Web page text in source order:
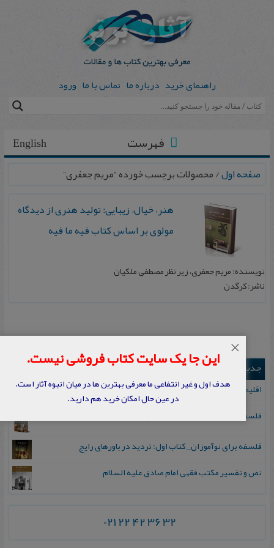
راهنمای خرید درباره ما تماس با ما ورود
English فهرست
صفحه اول/ محصولات برچسب خورده “مریم جعفری”
هنر، خیال، زیبایی: تولید هنری از دیدگاه
مولوی بر اساس کتاب فیه ما فیه
نویسنده: مریم جعفری، زیر نظر مصطفی ملکیان
ناشر: کرگدن
جدیدترین ها
اقلیم مورخان؛ مهارت‌های تاریخ ورزی علمی
فلسفه برای نوآموزان_ کتاب دوم: پرسش درباره واقعیت و معرفت
فلسفه برای نوآموزان_ کتاب اول: تردید در باورهای رایج
نص و تفسیر مکتب فقهی امام صادق علیه السلام
021 22 42 36 32
این جا یک سایت کتاب فروشی نیست.
هدف اول و غیر انتفاعی ما معرفی بهترین ها در میان انبوه آثار است.
در عین حال امکان خرید هم دارید.
×